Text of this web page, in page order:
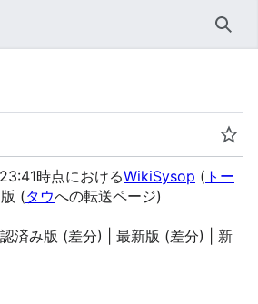
検索
ウ
時点におけるWikiSysop ( トー
(タウへの転送ページ)
済み版 (差分) | 最新版 (差分) | 新